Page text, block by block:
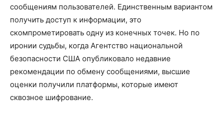
сообщениям пользователей. Единственным вариантом
получить доступ к информации, это
скомпрометировать одну из конечных точек. Но по
иронии судьбы, когда Агентство национальной
безопасности США опубликовало недавние
рекомендации по обмену сообщениями, высшие
оценки получили платформы, которые имеют
сквозное шифрование.